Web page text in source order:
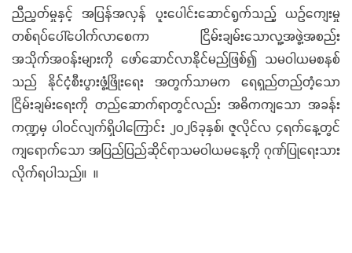
ညီညွတ်မှုနှင့် အပြန်အလှန် ပူးပေါင်းဆောင်ရွက်သည့် ယဉ်ကျေးမှု
တစ်ရပ်ပေါ်ပေါက်လာစေကာ ငြိမ်းချမ်းသောလူ့အဖွဲ့အစည်း
အသိုက်အဝန်းများကို ဖော်ဆောင်လာနိုင်မည်ဖြစ်၍ သမဝါယမစနစ်
သည် နိုင်ငံ့စီးပွားဖွံ့ဖြိုးရေး အတွက်သာမက ရေရှည်တည်တံ့သော
ငြိမ်းချမ်းရေးကို တည်ဆောက်ရာတွင်လည်း အဓိကကျသော အခန်း
ကဏ္ဍမှ ပါဝင်လျက်ရှိပါကြောင်း ၂၀၂၆ခုနှစ်၊ ဇူလိုင်လ ၄ရက်နေ့တွင်
ကျရောက်သော အပြည်ပြည်ဆိုင်ရာသမဝါယမနေ့ကို ဂုဏ်ပြုရေးသား
လိုက်ရပါသည်။ ။